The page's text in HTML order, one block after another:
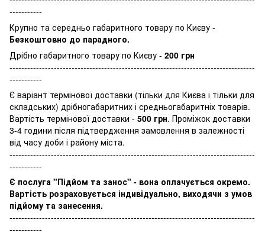
-----------
Крупно та середньо габаритного товару по Києву -
Безкоштовно до парадного.
Дрібно габаритного товару по Києву - 200 грн
-----------------------------------------------------------------------------------
-----------
Є варіант термінової доставки (тільки для Києва і тільки для
складських) дрібногабаритних і средньогабаритніх товарів.
Вартість термінової доставки - 500 грн. Проміжок доставки
3-4 години після підтвердження замовлення в залежності
від часу доби і району міста.
-----------------------------------------------------------------------------------
-----------
Є послуга "Підйом та занос" - вона оплачується окремо.
Вартість розраховується індивідуально, виходячи з умов
підйому та занесення.
-----------------------------------------------------------------------------------
-----------